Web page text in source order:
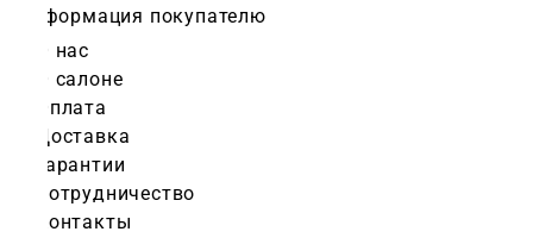
Информация покупателю
О нас
О салоне
Оплата
Доставка
Гарантии
Сотрудничество
Контакты